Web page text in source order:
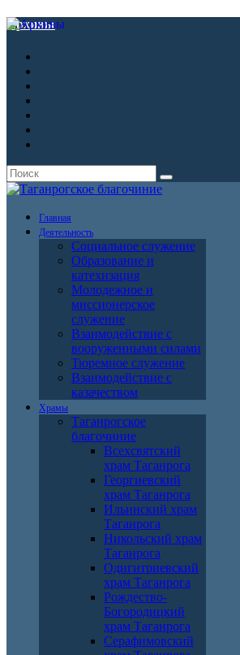
Архивы
Главная
Деятельность
Социальное служение
Образование и
катехизация
Молодежное и
миссионерское
служение
Взаимодействие с
вооруженными силами
Тюремное служение
Взаимодействие с
казачеством
Храмы
Таганрогское
благочиние
Всехсвятский
храм Таганрога
Георгиевский
храм Таганрога
Ильинский храм
Таганрога
Никольский храм
Таганрога
Одигитриевский
храм Таганрога
Рождество-
Богородицкий
храм Таганрога
Серафимовский